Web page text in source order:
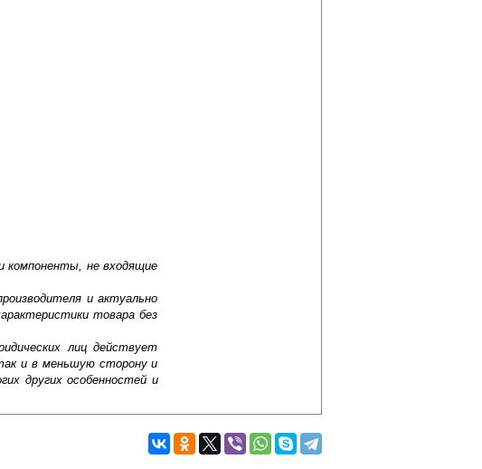
компоненты, не входящие
и актуально
товара без
лиц действует
и в меньшую сторону и
других особенностей и